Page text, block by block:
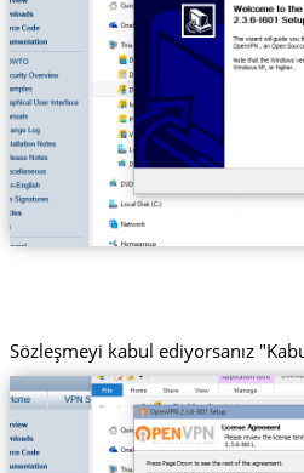
Sözleşmeyi kabul ediyorsanız